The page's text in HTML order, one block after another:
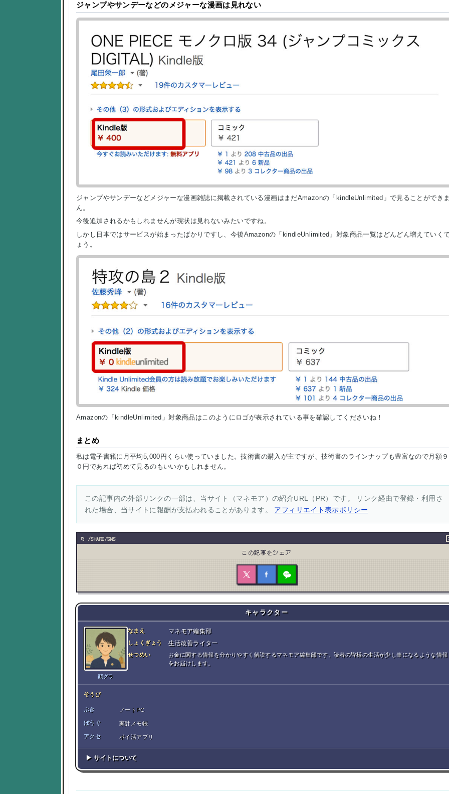
ジャンプやサンデーなどのメジャーな漫画は見れない
ジャンプやサンデーなどメジャーな漫画雑誌に掲載されている漫画はまだAmazonの「kindleUnlimited」で見ることができ
ん。
今後追加されるかもしれませんが現状は見れないみたいですね。
しかし日本ではサービスが始まったばかりですし、今後Amazonの「kindleUnlimited」対象商品一覧はどんどん増えていく
ょう。
Amazonの「kindleUnlimited」対象商品はこのようにロゴが表示されている事を確認してくださいね！
まとめ
私は電子書籍に月平均5,000円くらい使っていました。技術書の購入が主ですが、技術書のラインナップも豊富なので月額
０円であれば初めて見るのもいいかもしれません。
この記事内の外部リンクの一部は、当サイト（マネモア）の紹介URL（PR）です。 リンク経由で登録・利用さ
れた場合、当サイトに報酬が支払われることがあります。 アフィリエイト表示ポリシー
/SHARE/SNS
この記事をシェア
キャラクター
顔グラ
なまえ マネモア編集部
しょくぎょう 生活改善ライター
せつめい
お金に関する情報を分かりやすく解説するマネモア編集部です。読者の皆様の生活が少し楽になるような情報
をお届けします。
そうび
ぶき ノートPC
ぼうぐ 家計メモ帳
アクセ ポイ活アプリ
▶ サイトについて